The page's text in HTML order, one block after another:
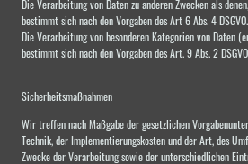
Die Verarbeitung von Daten zu anderen Zwecken als
bestimmt sich nach den Vorgaben des Art 6 Abs. 4 DSGVO.
Die Verarbeitung von besonderen Kategorien von Daten
bestimmt sich nach den Vorgaben des Art. 9 Abs. 2
Sicherheitsmaßnahmen
Wir treffen nach Maßgabe der gesetzlichen
Technik, der Implementierungskosten und der Art, des
Zwecke der Verarbeitung sowie der unterschiedlichen